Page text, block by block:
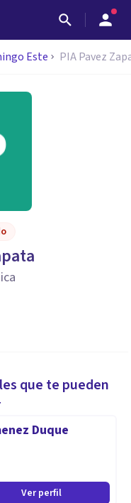
Este PIA Pavez
que te pueden
Duque
Ver perfil